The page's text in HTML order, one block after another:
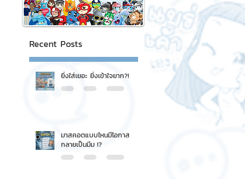
Recent Posts
ยิ่งใส่เยอะ ยิ่งเข้าใจยาก?!
มาสคอตแบบไหนมีโอกาส
กลายเป็นมีม !?